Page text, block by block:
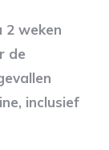
2 weken
de
inclusief